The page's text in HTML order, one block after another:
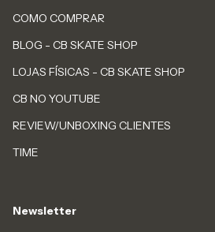
COMO COMPRAR
BLOG - CB SKATE SHOP
LOJAS FÍSICAS - CB SKATE SHOP
CB NO YOUTUBE
REVIEW/UNBOXING CLIENTES
TIME
Newsletter